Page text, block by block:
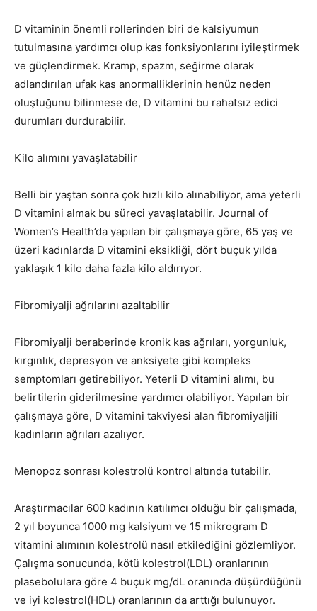
D vitaminin önemli rollerinden biri de kalsiyumun
tutulmasına yardımcı olup kas fonksiyonlarını iyileştirmek
ve güçlendirmek. Kramp, spazm, seğirme olarak
adlandırılan ufak kas anormalliklerinin henüz neden
oluştuğunu bilinmese de, D vitamini bu rahatsız edici
durumları durdurabilir.
Kilo alımını yavaşlatabilir
Belli bir yaştan sonra çok hızlı kilo alınabiliyor, ama yeterli
D vitamini almak bu süreci yavaşlatabilir. Journal of
Women’s Health’da yapılan bir çalışmaya göre, 65 yaş ve
üzeri kadınlarda D vitamini eksikliği, dört buçuk yılda
yaklaşık 1 kilo daha fazla kilo aldırıyor.
Fibromiyalji ağrılarını azaltabilir
Fibromiyalji beraberinde kronik kas ağrıları, yorgunluk,
kırgınlık, depresyon ve anksiyete gibi kompleks
semptomları getirebiliyor. Yeterli D vitamini alımı, bu
belirtilerin giderilmesine yardımcı olabiliyor. Yapılan bir
çalışmaya göre, D vitamini takviyesi alan fibromiyaljili
kadınların ağrıları azalıyor.
Menopoz sonrası kolestrolü kontrol altında tutabilir.
Araştırmacılar 600 kadının katılımcı olduğu bir çalışmada,
2 yıl boyunca 1000 mg kalsiyum ve 15 mikrogram D
vitamini alımının kolestrolü nasıl etkilediğini gözlemliyor.
Çalışma sonucunda, kötü kolestrol(LDL) oranlarının
plasebolulara göre 4 buçuk mg/dL oranında düşürdüğünü
ve iyi kolestrol(HDL) oranlarının da arttığı bulunuyor.